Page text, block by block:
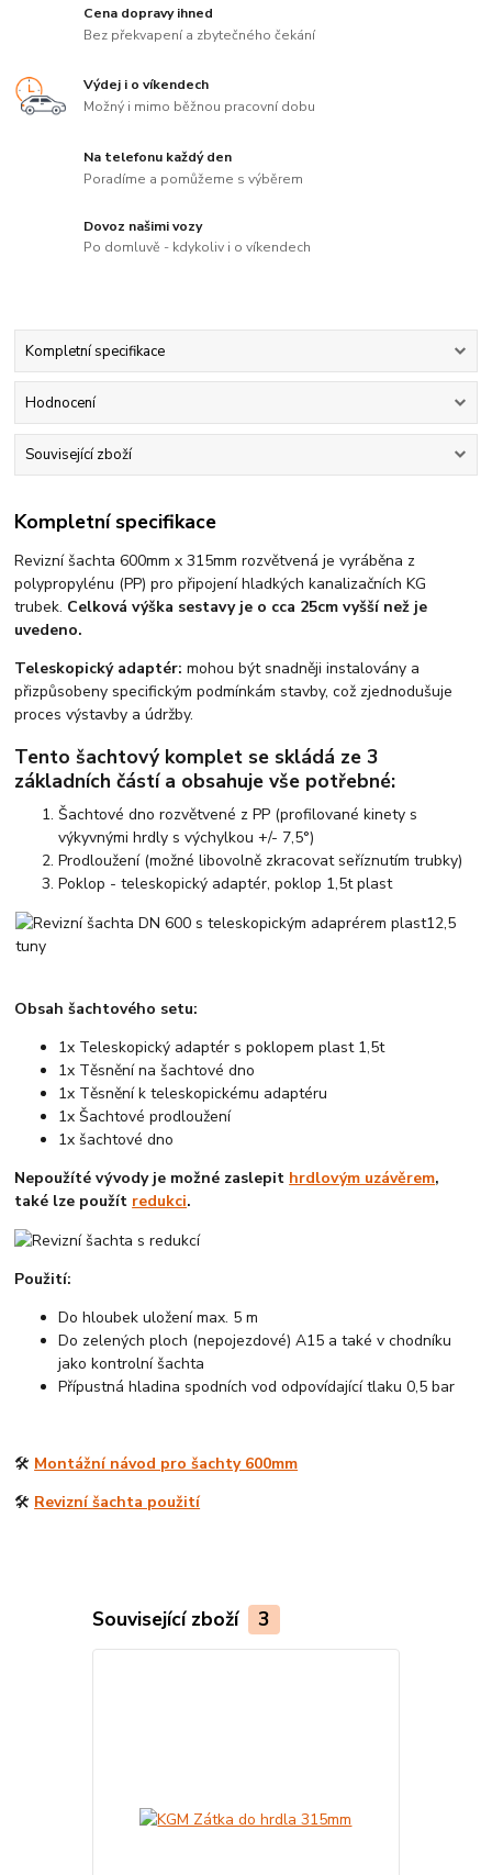
Cena dopravy ihned
Bez překvapení a zbytečného čekání
Výdej i o víkendech
Možný i mimo běžnou pracovní dobu
Na telefonu každý den
Poradíme a pomůžeme s výběrem
Dovoz našimi vozy
Po domluvě - kdykoliv i o víkendech
Kompletní specifikace
Hodnocení
Související zboží
Kompletní specifikace
Revizní šachta 600mm x 315mm rozvětvená je vyráběna z
polypropylénu (PP) pro připojení hladkých kanalizačních KG
trubek. Celková výška sestavy je o cca 25cm vyšší než je
uvedeno.
Teleskopický adaptér: mohou být snadněji instalovány a
přizpůsobeny specifickým podmínkám stavby, což zjednodušuje
proces výstavby a údržby.
Tento šachtový komplet se skládá ze 3
základních částí a obsahuje vše potřebné:
Šachtové dno rozvětvené z PP (profilované kinety s
výkyvnými hrdly s výchylkou +/- 7,5°)
Prodloužení(možné libovolně zkracovat seříznutím trubky)
Poklop - teleskopický adaptér, poklop 1,5t plast
Obsah šachtového setu:
1x Teleskopický adaptér s poklopem plast 1,5t
1x Těsnění na šachtové dno
1x Těsnění k teleskopickému adaptéru
1x Šachtové prodloužení
1x šachtové dno
Nepoužíté vývody je možné zaslepit hrdlovým uzávěrem,
také lze použít redukci.
Použití:
Do hloubek uložení max. 5 m
Do zelených ploch (nepojezdové) A15 a také v chodníku
jako kontrolní šachta
Přípustná hladina spodních vod odpovídající tlaku 0,5 bar
🛠️ Montážní návod pro šachty 600mm
🛠️ Revizní šachta použití
Související zboží 3